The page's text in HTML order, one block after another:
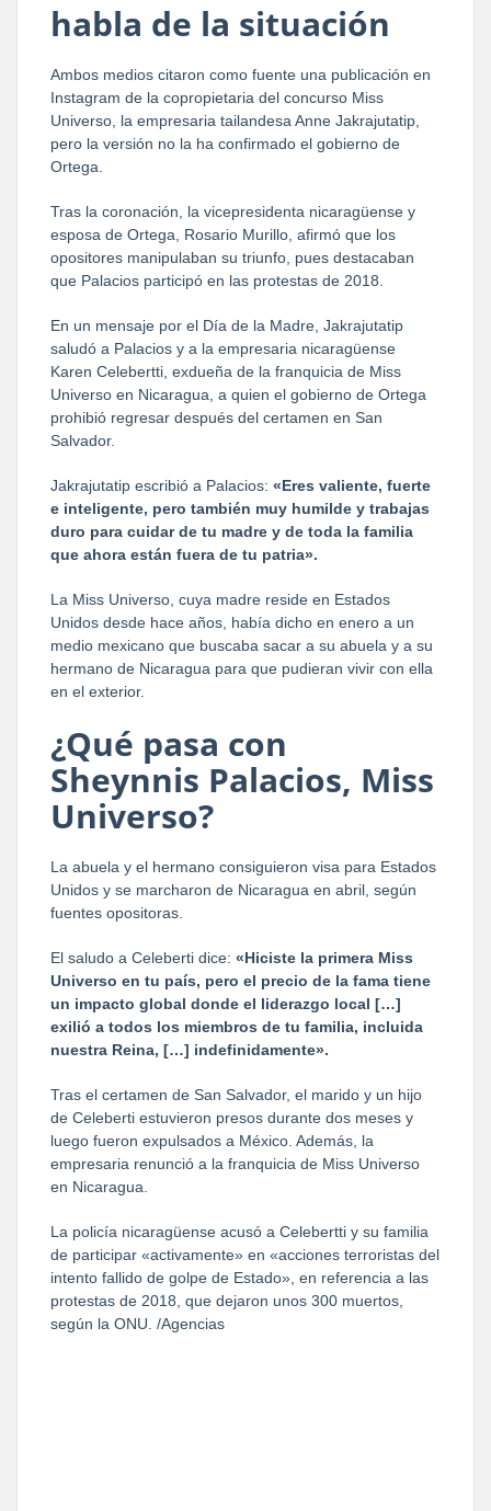
habla de la situación
Ambos medios citaron como fuente una publicación en
Instagram de la copropietaria del concurso Miss
Universo, la empresaria tailandesa Anne Jakrajutatip,
pero la versión no la ha confirmado el gobierno de
Ortega.
Tras la coronación, la vicepresidenta nicaragüense y
esposa de Ortega, Rosario Murillo, afirmó que los
opositores manipulaban su triunfo, pues destacaban
que Palacios participó en las protestas de 2018.
En un mensaje por el Día de la Madre, Jakrajutatip
saludó a Palacios y a la empresaria nicaragüense
Karen Celebertti, exdueña de la franquicia de Miss
Universo en Nicaragua, a quien el gobierno de Ortega
prohibió regresar después del certamen en San
Salvador.
Jakrajutatip escribió a Palacios: «Eres valiente, fuerte
e inteligente, pero también muy humilde y trabajas
duro para cuidar de tu madre y de toda la familia
que ahora están fuera de tu patria».
La Miss Universo, cuya madre reside en Estados
Unidos desde hace años, había dicho en enero a un
medio mexicano que buscaba sacar a su abuela y a su
hermano de Nicaragua para que pudieran vivir con ella
en el exterior.
¿Qué pasa con
Sheynnis Palacios, Miss
Universo?
La abuela y el hermano consiguieron visa para Estados
Unidos y se marcharon de Nicaragua en abril, según
fuentes opositoras.
El saludo a Celeberti dice: «Hiciste la primera Miss
Universo en tu país, pero el precio de la fama tiene
un impacto global donde el liderazgo local […]
exilió a todos los miembros de tu familia, incluida
nuestra Reina, […] indefinidamente».
Tras el certamen de San Salvador, el marido y un hijo
de Celeberti estuvieron presos durante dos meses y
luego fueron expulsados a México. Además, la
empresaria renunció a la franquicia de Miss Universo
en Nicaragua.
La policía nicaragüense acusó a Celebertti y su familia
de participar «activamente» en «acciones terroristas del
intento fallido de golpe de Estado», en referencia a las
protestas de 2018, que dejaron unos 300 muertos,
según la ONU. /Agencias